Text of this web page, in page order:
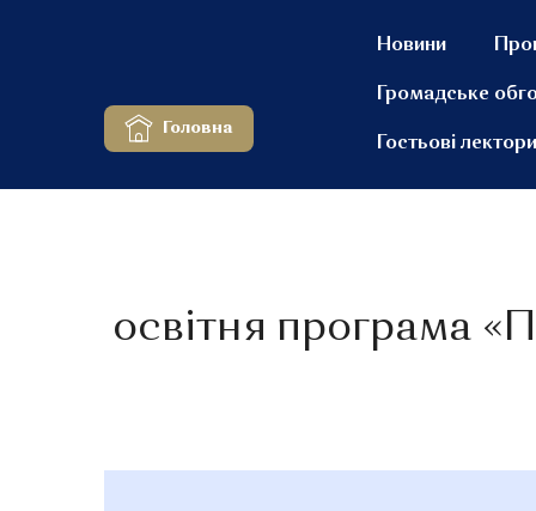
Головна
Новини
Громадське
Гостьові
освітня програма